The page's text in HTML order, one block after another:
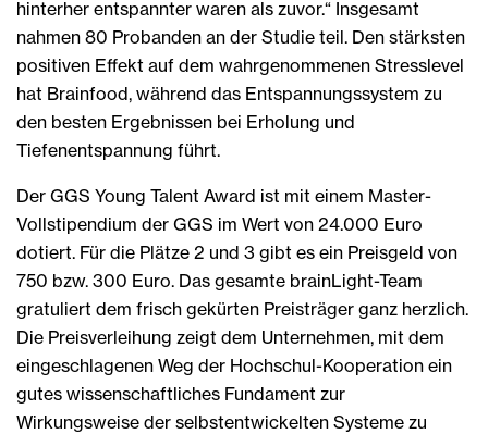
hinterher entspannter waren als zuvor.“ Insgesamt
nahmen 80 Probanden an der Studie teil. Den stärksten
positiven Effekt auf dem wahrgenommenen Stresslevel
hat Brainfood, während das Entspannungssystem zu
den besten Ergebnissen bei Erholung und
Tiefenentspannung führt.
Der GGS Young Talent Award ist mit einem Master-
Vollstipendium der GGS im Wert von 24.000 Euro
dotiert. Für die Plätze 2 und 3 gibt es ein Preisgeld von
750 bzw. 300 Euro. Das gesamte brainLight-Team
gratuliert dem frisch gekürten Preisträger ganz herzlich.
Die Preisverleihung zeigt dem Unternehmen, mit dem
eingeschlagenen Weg der Hochschul-Kooperation ein
gutes wissenschaftliches Fundament zur
Wirkungsweise der selbstentwickelten Systeme zu